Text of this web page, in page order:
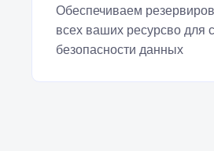
Обеспечиваем
всех ваших ресурсво для
безопасности данных